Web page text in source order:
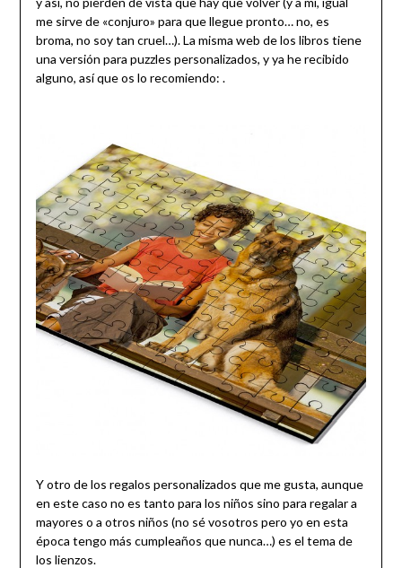
me sirve de «conjuro» para que llegue pronto… no, es
broma, no soy tan cruel…). La misma web de los libros tiene
una versión para puzzles personalizados, y ya he recibido
alguno, así que os lo recomiendo: .
Y otro de los regalos personalizados que me gusta, aunque
en este caso no es tanto para los niños sino para regalar a
mayores o a otros niños (no sé vosotros pero yo en esta
época tengo más cumpleaños que nunca…) es el tema de
los lienzos.